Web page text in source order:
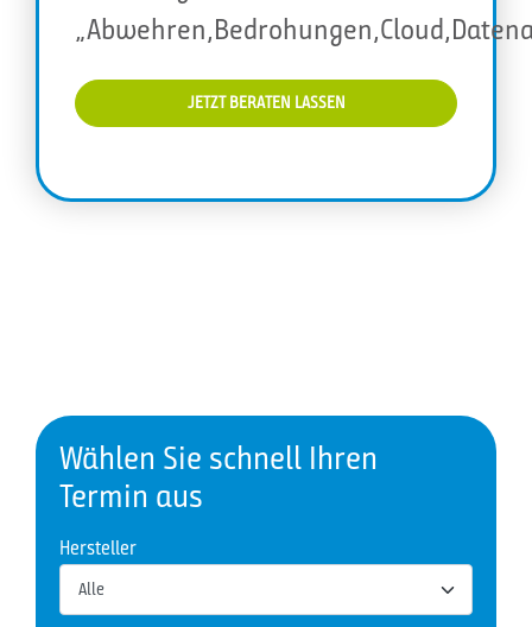
JETZT BERATEN LASSEN
Wählen Sie schnell Ihren
Termin aus
Hersteller